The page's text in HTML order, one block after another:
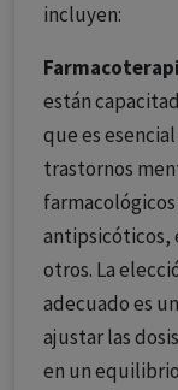
incluyen:
están
que es
trastornos
antipsicóticos,
otros. La
adecuado es
ajustar las
en un